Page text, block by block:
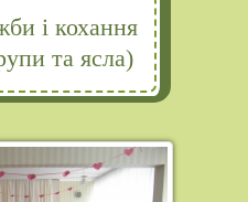
і кохання
та ясла)